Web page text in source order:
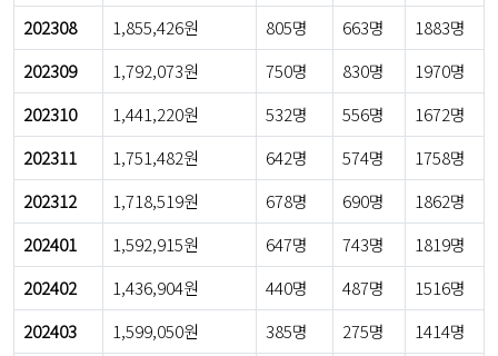
202308
1,855,426원 805명 663명
1883명
202309
1,792,073원 750명 830명
1970명
202310
1,441,220원 532명 556명
1672명
202311
1,751,482원 642명 574명
1758명
202312
1,718,519원 678명 690명
1862명
202401
1,592,915원 647명 743명
1819명
202402
1,436,904원 440명 487명
1516명
202403
1,599,050원 385명 275명
1414명